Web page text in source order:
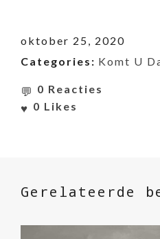
oktober 25, 2020
Categories: Komt U
0 Reacties
0 Likes
Gerelateerde